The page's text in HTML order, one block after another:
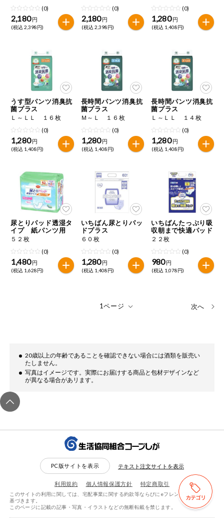
リセットする 検索する
(0)
2,180 円
(税込 2,398円)
(0)
2,180 円
(税込 2,398円)
(0)
1,280 円
(税込 1,408円)
うす型パンツ消臭抗
菌プラス
Ｌ～ＬＬ １６枚
(0)
1,280 円
(税込 1,408円)
長時間パンツ消臭抗
菌プラス
Ｍ～Ｌ １６枚
(0)
1,280 円
(税込 1,408円)
長時間パンツ消臭抗
菌プラス
Ｌ～ＬＬ １４枚
(0)
1,280 円
(税込 1,408円)
尿とりパッド透湿タ
イプ 紙パンツ用
５２枚
(0)
1,480 円
(税込 1,628円)
いちばん尿とりパッ
ドプラス
６０枚
(0)
1,280 円
(税込 1,408円)
いちばんたっぷり吸
収朝まで快適パッド
２２枚
(0)
980円
(税込 1,078円)
次へ
20歳以上の年齢であることを確認できない場合には酒類を販売い
たしません。
写真はイメージです。実際にお届けする商品と包材デザインなど
が異なる場合があリます。
PC版サイトを表示 テキスト注文サイトを表示
利用規約 個人情報保護方針 特定商取引
このサイトの利用に関しては、宅配事業に関する約款等ならびにeフレンズ利用規約に
基づきます。
このページに記載の記事・写真・イラストなどの無断転載を禁じます。